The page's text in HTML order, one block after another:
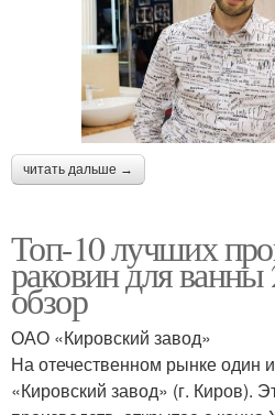
читать дальше →
Топ-10 лучших
раковин для ванны
обзор
ОАО «Кировский завод»
На отечественном рынке один
«Кировский завод» (г. Киров).